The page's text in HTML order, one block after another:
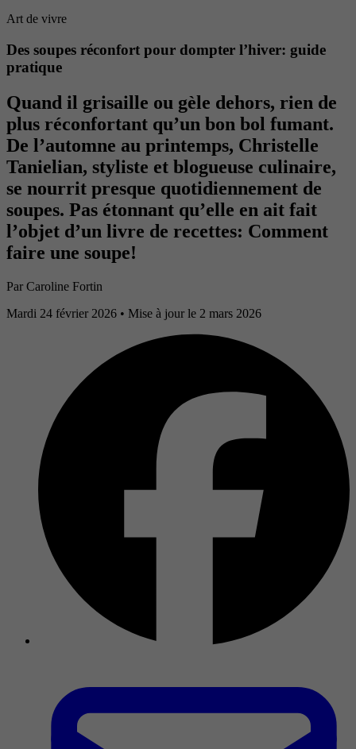
Art de vivre
Des soupes réconfort pour dompter l’hiver: guide
pratique
Quand il grisaille ou gèle dehors, rien de
plus réconfortant qu’un bon bol fumant.
De l’automne au printemps, Christelle
Tanielian, styliste et blogueuse culinaire,
se nourrit presque quotidiennement de
soupes. Pas étonnant qu’elle en ait fait
l’objet d’un livre de recettes: Comment
faire une soupe!
Par Caroline Fortin
Mardi 24 février 2026 • Mise à jour le 2 mars 2026